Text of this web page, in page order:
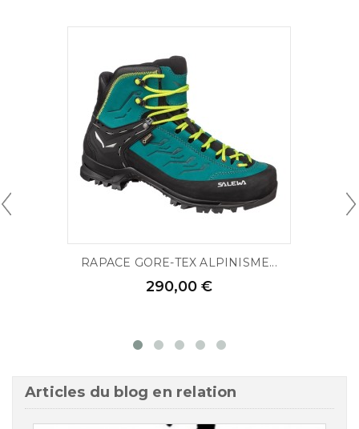
RAPACE GORE-TEX ALPINISME...
290,00 €
Articles du blog en relation